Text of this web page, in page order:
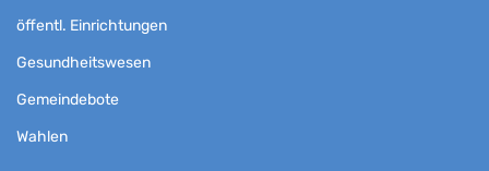
öffentl. Einrichtungen
Gesundheitswesen
Gemeindebote
Wahlen